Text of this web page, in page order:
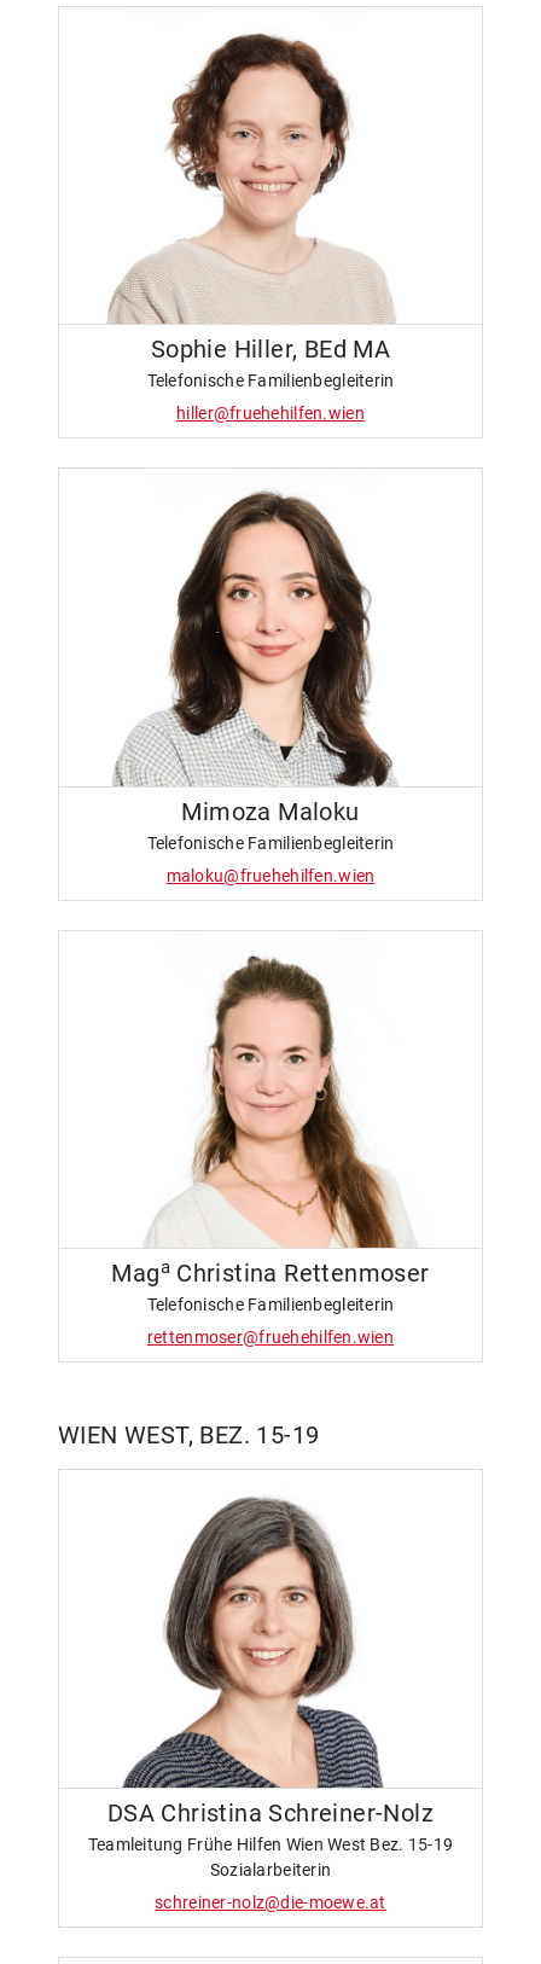
Sophie Hiller, BEd MA
Telefonische Familienbegleiterin
hiller@fruehehilfen.wien
Mimoza Maloku
Telefonische Familienbegleiterin
maloku@fruehehilfen.wien
MagaChristina Rettenmoser
Telefonische Familienbegleiterin
rettenmoser@fruehehilfen.wien
WIEN WEST, BEZ. 15-19
DSA Christina Schreiner-Nolz
Teamleitung Frühe Hilfen Wien West Bez. 15-19
Sozialarbeiterin
schreiner-nolz@die-moewe.at